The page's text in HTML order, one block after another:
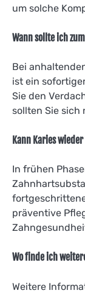
um solche
Wann sollte ich
Bei
ist ein
Sie den
sollten Sie sich
Kann Karies
In frühen
präventive
Wo finde ich
Weitere